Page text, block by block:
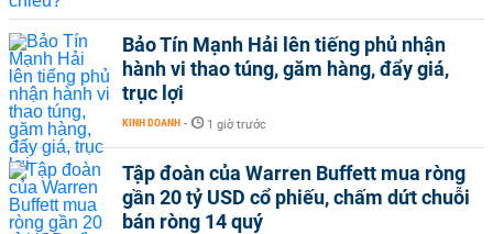
Bảo Tín Mạnh Hải lên tiếng phủ nhận
hành vi thao túng, găm hàng, đẩy giá,
trục lợi
KINH DOANH - 1 giờ trước
Tập đoàn của Warren Buffett mua ròng
gần 20 tỷ USD cổ phiếu, chấm dứt chuỗi
bán ròng 14 quý